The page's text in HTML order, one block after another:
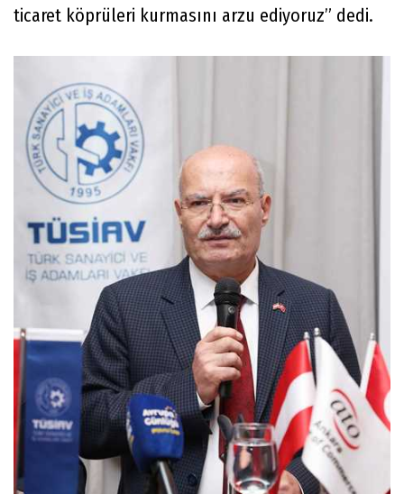
ticaret köprüleri kurmasını arzu ediyoruz” dedi.